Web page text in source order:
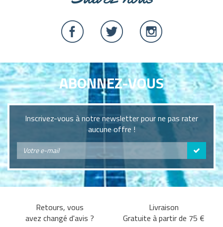
ABONNEZ-VOUS
Inscrivez-vous à notre newsletter pour ne pas rater
aucune offre !
Retours, vous
avez changé d'avis ?
Livraison
Gratuite à partir de 75 €